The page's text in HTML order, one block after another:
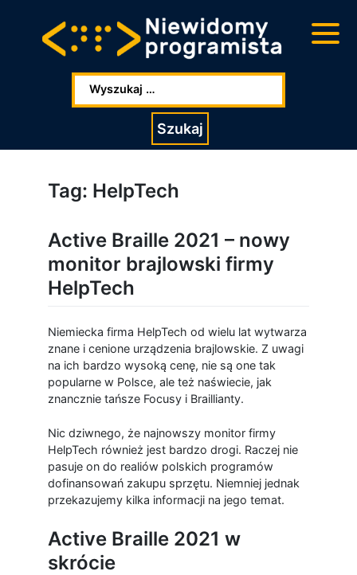
do
głowej
zawartości
do
stopki
Szukaj
Tag: HelpTech
Active Braille 2021 – nowy
monitor brajlowski firmy
HelpTech
Niemiecka firma HelpTech od wielu lat wytwarza
znane i cenione urządzenia brajlowskie. Z uwagi
na ich bardzo wysoką cenę, nie są one tak
popularne w Polsce, ale też naświecie, jak
znancznie tańsze Focusy i Braillianty.
Nic dziwnego, że najnowszy monitor firmy
HelpTech również jest bardzo drogi. Raczej nie
pasuje on do realiów polskich programów
dofinansowań zakupu sprzętu. Niemniej jednak
przekazujemy kilka informacji na jego temat.
Active Braille 2021 w
skrócie